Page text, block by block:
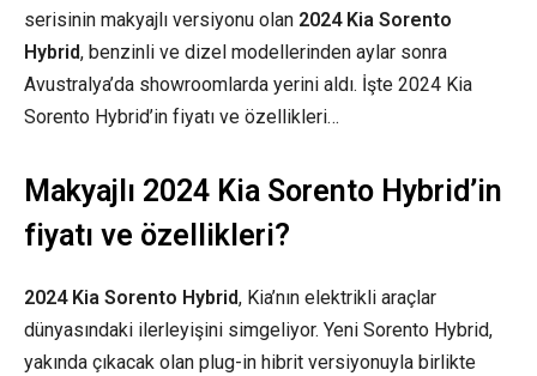
serisinin makyajlı versiyonu olan 2024 Kia Sorento
Hybrid, benzinli ve dizel modellerinden aylar sonra
Avustralya’da showroomlarda yerini aldı. İşte 2024 Kia
Sorento Hybrid’in fiyatı ve özellikleri…
Makyajlı 2024 Kia Sorento Hybrid’in
fiyatı ve özellikleri?
2024 Kia Sorento Hybrid, Kia’nın elektrikli araçlar
dünyasındaki ilerleyişini simgeliyor. Yeni Sorento Hybrid,
yakında çıkacak olan plug-in hibrit versiyonuyla birlikte